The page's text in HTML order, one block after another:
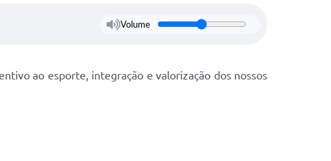
Volume
ao esporte, integração e valorização dos nossos